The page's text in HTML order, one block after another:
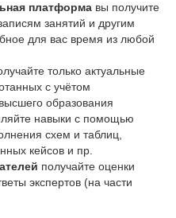
платформа вы получите
занятий и другим
для вас время из любой
только актуальные
с учётом
образования
навыки с помощью
схем и таблиц,
кейсов и пр.
получайте оценки
экспертов (на части